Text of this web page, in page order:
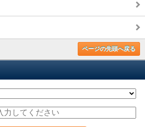
ページの先頭へ戻る